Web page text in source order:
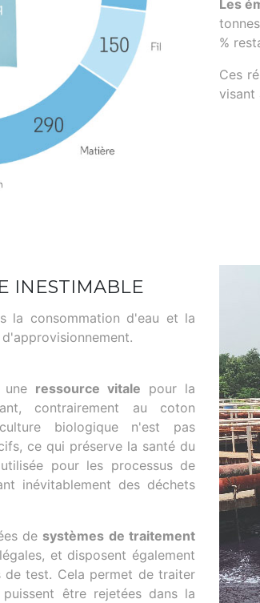
Les
%
Ces
visant
INESTIMABLE
consommation d'eau et la
ressource vitale pour la
contrairement au coton
biologique n'est pas
ce qui préserve la santé du
pour les processus de
inévitablement des déchets
de systèmes de traitement
et disposent également
de test. Cela permet de traiter
être rejetées dans la